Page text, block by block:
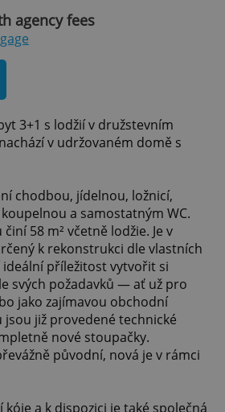
agency fees
3+1 s lodžií v družstevním
v udržovaném domě s
chodbou, jídelnou, ložnicí,
a samostatným WC.
58 m² včetně lodžie. Je v
k rekonstrukci dle vlastních
ideální příležitost vytvořit si
svých požadavků — ať už pro
jako zajímavou obchodní
již provedené technické
nové stoupačky.
původní, nová je v rámci
kóje a k dispozici je také společná